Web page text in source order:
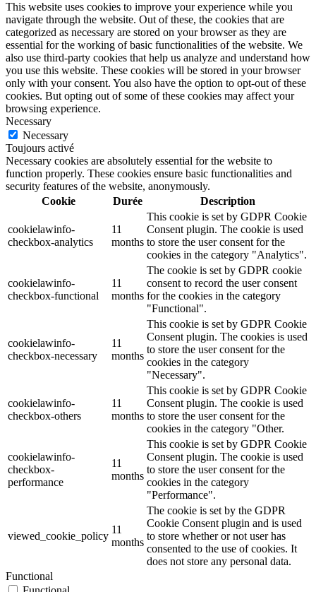
This website uses cookies to improve your experience while you
navigate through the website. Out of these, the cookies that are
categorized as necessary are stored on your browser as they are
essential for the working of basic functionalities of the website. We
also use third-party cookies that help us analyze and understand how
you use this website. These cookies will be stored in your browser
only with your consent. You also have the option to opt-out of these
cookies. But opting out of some of these cookies may affect your
browsing experience.
Necessary
Necessary
Toujours activé
Necessary cookies are absolutely essential for the website to
function properly. These cookies ensure basic functionalities and
security features of the website, anonymously.
Cookie
Durée Description
cookielawinfo-
checkbox-analytics
11
months
This cookie is set by GDPR Cookie
Consent plugin. The cookie is used
to store the user consent for the
cookies in the category "Analytics".
cookielawinfo-
checkbox-functional
11
months
The cookie is set by GDPR cookie
consent to record the user consent
for the cookies in the category
"Functional".
cookielawinfo-
checkbox-necessary
11
months
This cookie is set by GDPR Cookie
Consent plugin. The cookies is used
to store the user consent for the
cookies in the category
"Necessary".
cookielawinfo-
checkbox-others
11
months
This cookie is set by GDPR Cookie
Consent plugin. The cookie is used
to store the user consent for the
cookies in the category "Other.
cookielawinfo-
checkbox-
performance
11
months
This cookie is set by GDPR Cookie
Consent plugin. The cookie is used
to store the user consent for the
cookies in the category
"Performance".
viewed_cookie_policy
11
months
The cookie is set by the GDPR
Cookie Consent plugin and is used
to store whether or not user has
consented to the use of cookies. It
does not store any personal data.
Functional